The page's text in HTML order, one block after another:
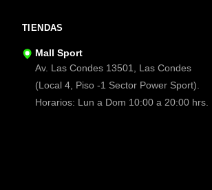
TIENDAS
Mall Sport
Av. Las Condes 13501, Las Condes
(Local 4, Piso -1 Sector Power Sport).
Horarios: Lun a Dom 10:00 a 20:00 hrs.